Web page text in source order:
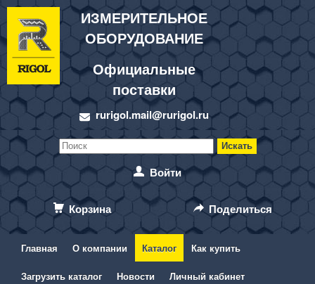
ИЗМЕРИТЕЛЬНОЕ
ОБОРУДОВАНИЕ
Официальные
поставки
rurigol.mail@rurigol.ru
Войти
Корзина Поделиться
Главная О компании Каталог Как купить
Загрузить каталог Новости Личный кабинет